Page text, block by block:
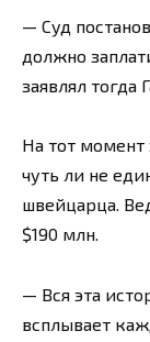
— Суд
должно
заявлял тогда
На тот момент
чуть ли не
швейцарца.
$190 млн.
— Вся эта
всплывает